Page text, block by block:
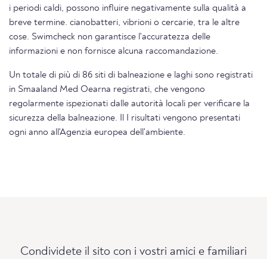
i periodi caldi, possono influire negativamente sulla qualità a
breve termine. cianobatteri, vibrioni o cercarie, tra le altre
cose. Swimcheck non garantisce l'accuratezza delle
informazioni e non fornisce alcuna raccomandazione.
Un totale di più di 86 siti di balneazione e laghi sono registrati
in Smaaland Med Oearna registrati, che vengono
regolarmente ispezionati dalle autorità locali per verificare la
sicurezza della balneazione. Il I risultati vengono presentati
ogni anno all'Agenzia europea dell'ambiente.
Condividete il sito con i vostri amici e familiari